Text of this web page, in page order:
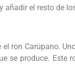
el resto de
ron Carúpano.
se produce.